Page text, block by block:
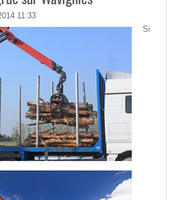
11:33
Si